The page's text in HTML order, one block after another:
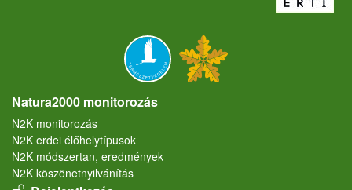
Natura2000 monitorozás
N2K monitorozás
N2K erdei élőhelytípusok
N2K módszertan, eredmények
N2K köszönetnyilvánítás